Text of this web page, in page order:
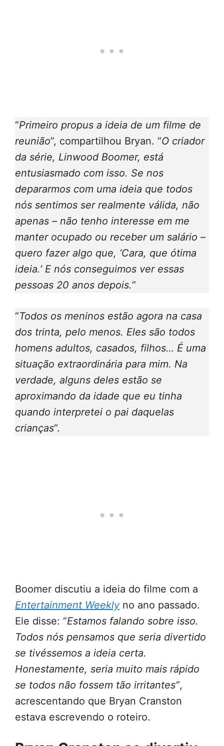
“Primeiro propus a ideia de um filme de
reunião”, compartilhou Bryan. “O criador
da série, Linwood Boomer, está
entusiasmado com isso. Se nos
depararmos com uma ideia que todos
nós sentimos ser realmente válida, não
apenas – não tenho interesse em me
manter ocupado ou receber um salário –
quero fazer algo que, ‘Cara, que ótima
ideia.’ E nós conseguimos ver essas
pessoas 20 anos depois.”
“Todos os meninos estão agora na casa
dos trinta, pelo menos. Eles são todos
homens adultos, casados, filhos… É uma
situação extraordinária para mim. Na
verdade, alguns deles estão se
aproximando da idade que eu tinha
quando interpretei o pai daquelas
crianças“.
Boomer discutiu a ideia do filme com a
Entertainment Weeklyno ano passado.
Ele disse: “Estamos falando sobre isso.
Todos nós pensamos que seria divertido
se tivéssemos a ideia certa.
Honestamente, seria muito mais rápido
se todos não fossem tão irritantes”,
acrescentando que Bryan Cranston
estava escrevendo o roteiro.